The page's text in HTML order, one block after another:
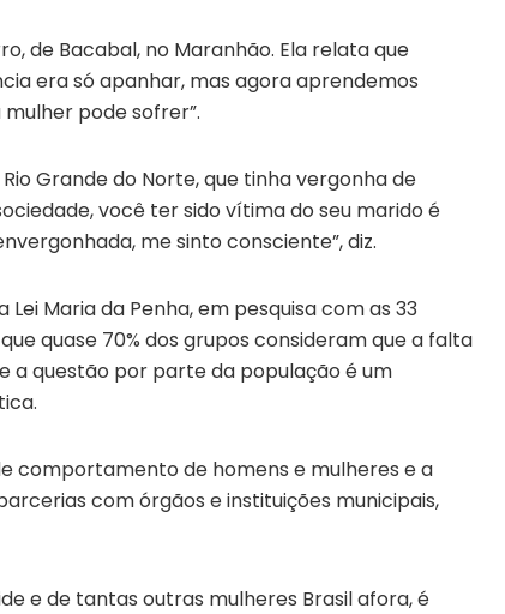
de Bacabal, no Maranhão. Ela relata que
era só apanhar, mas agora aprendemos
pode sofrer”.
Grande do Norte, que tinha vergonha de
você ter sido vítima do seu marido é
me sinto consciente”, diz.
Maria da Penha, em pesquisa com as 33
quase 70% dos grupos consideram que a falta
a questão por parte da população é um
comportamento de homens e mulheres e a
com órgãos e instituições municipais,
e de tantas outras mulheres Brasil afora, é